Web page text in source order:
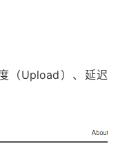
（Upload）、延迟